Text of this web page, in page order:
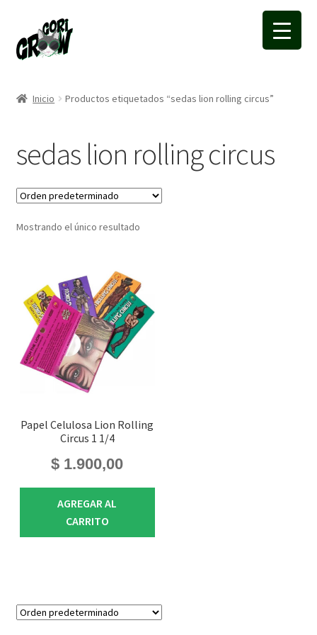
a
la
a
la
Inicio Productos etiquetados “sedas lion rolling circus”
sedas lion rolling circus
Mostrando el único resultado
Papel Celulosa Lion Rolling
Circus 1 1/4
$ 1.900,00
AGREGAR AL
CARRITO